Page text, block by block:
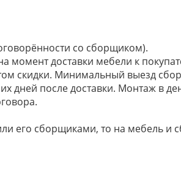
со сборщиком).
момент доставки мебели к
скидки. Минимальный выезд
дней после доставки. Монтаж в
его сборщиками, то на мебель и